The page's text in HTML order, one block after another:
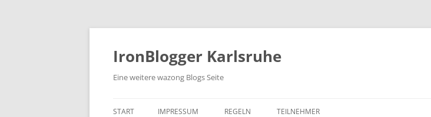
Zum
IronBlogger Karlsruhe
Eine weitere wazong Blogs Seite
START IMPRESSUM REGELN TEILNEHMER